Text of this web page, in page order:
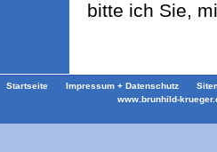
bitte ich Sie,
Startseite Impressum + Datenschutz
www.brunhild-